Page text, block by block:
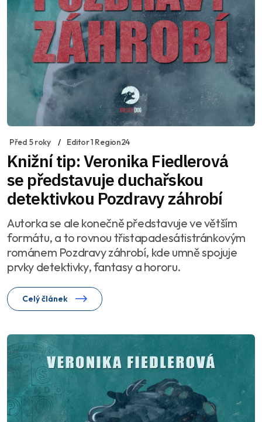
Před 5 roky Editor 1 Region24
Knižní tip: Veronika Fiedlerová
se představuje duchařskou
detektivkou Pozdravy záhrobí
Autorka se ale konečně představuje ve větším
formátu, a to rovnou třistapadesátistránkovým
románem Pozdravy záhrobí, kde umně spojuje
prvky detektivky, fantasy a hororu.
Celý článek